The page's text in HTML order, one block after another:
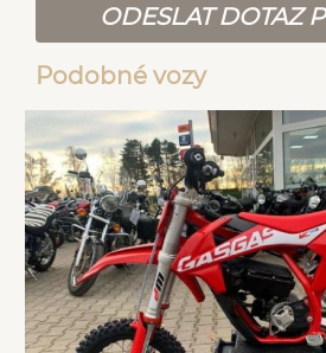
ODESLAT DOTAZ
Podobné vozy